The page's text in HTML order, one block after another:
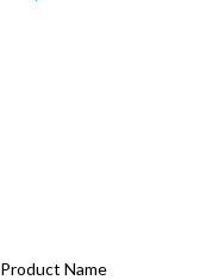
Product Name